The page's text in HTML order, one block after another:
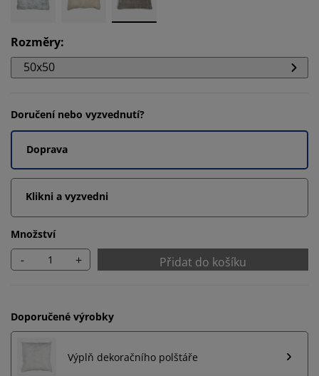
Rozměry:
50x50
Doručení nebo vyzvednutí?
Doprava
Klikni a vyzvedni
Množství
- + Přidat do košíku
Doporučené výrobky
Výplň dekoračního polštáře